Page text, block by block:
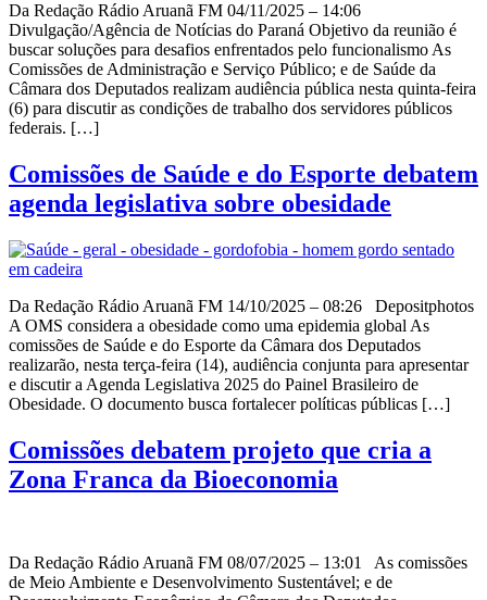
Da Redação Rádio Aruanã FM 04/11/2025 – 14:06
Divulgação/Agência de Notícias do Paraná Objetivo da reunião é
buscar soluções para desafios enfrentados pelo funcionalismo As
Comissões de Administração e Serviço Público; e de Saúde da
Câmara dos Deputados realizam audiência pública nesta quinta-feira
(6) para discutir as condições de trabalho dos servidores públicos
federais. […]
Comissões de Saúde e do Esporte debatem
agenda legislativa sobre obesidade
Da Redação Rádio Aruanã FM 14/10/2025 – 08:26 Depositphotos
A OMS considera a obesidade como uma epidemia global As
comissões de Saúde e do Esporte da Câmara dos Deputados
realizarão, nesta terça-feira (14), audiência conjunta para apresentar
e discutir a Agenda Legislativa 2025 do Painel Brasileiro de
Obesidade. O documento busca fortalecer políticas públicas […]
Comissões debatem projeto que cria a
Zona Franca da Bioeconomia
Da Redação Rádio Aruanã FM 08/07/2025 – 13:01 As comissões
de Meio Ambiente e Desenvolvimento Sustentável; e de